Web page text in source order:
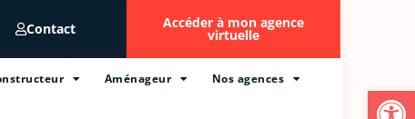
Ouvrir
Contact Accéder à mon agence
virtuelle
Aménageur Nos agences